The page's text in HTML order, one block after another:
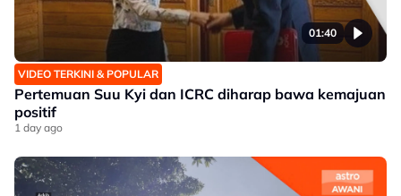
01:40
VIDEO TERKINI & POPULAR
Pertemuan Suu Kyi dan ICRC diharap bawa kemajuan
positif
1 day ago